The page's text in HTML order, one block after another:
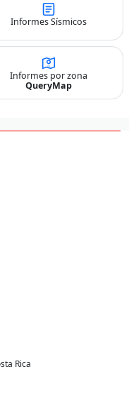
Informes Sísmicos
Informes por zona
QueryMap
Rica